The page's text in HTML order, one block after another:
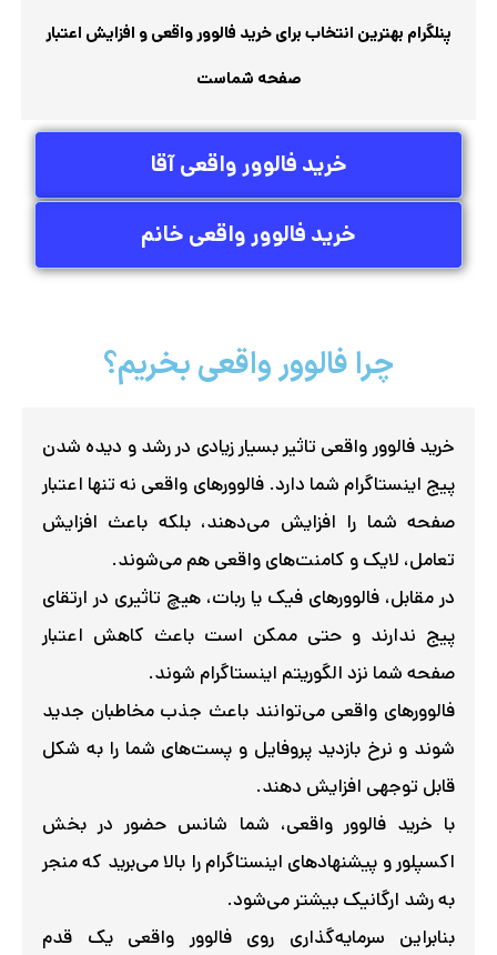
صفحه شماست
خرید فالوور واقعی آقا
خرید فالوور واقعی خانم
پیج اینستاگرام شما دارد. فالوورهای واقعی نه تنها اعتبار
صفحه شما را افزایش می‌دهند، بلکه باعث افزایش
تعامل، لایک و کامنت‌های واقعی هم می‌شوند.
در مقابل، فالوورهای فیک یا ربات، هیچ تاثیری در ارتقای
پیج ندارند و حتی ممکن است باعث کاهش اعتبار
صفحه شما نزد الگوریتم اینستاگرام شوند.
فالوورهای واقعی می‌توانند باعث جذب مخاطبان جدید
شوند و نرخ بازدید پروفایل و پست‌های شما را به شکل
قابل توجهی افزایش دهند.
با خرید فالوور واقعی، شما شانس حضور در بخش
اکسپلور و پیشنهادهای اینستاگرام را بالا می‌برید که منجر
به رشد ارگانیک بیشتر می‌شود.
بنابراین سرمایه‌گذاری روی فالوور واقعی یک قدم
هوشمندانه برای توسعه برند و کسب‌وکار شما در فضای